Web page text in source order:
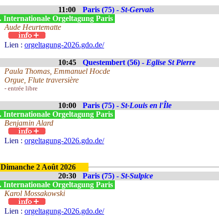
11:00 Paris (75) - St-Gervais
Internationale Orgeltagung Paris
Aude Heurtematte
Lien : orgeltagung-2026.gdo.de/
10:45 Questembert (56) - Eglise St Pierre
Paula Thomas, Emmanuel Hocde
Orgue, Flute traversière
- entrée libre
10:00 Paris (75) - St-Louis en l'Île
Internationale Orgeltagung Paris
Benjamin Alard
Lien : orgeltagung-2026.gdo.de/
Dimanche 2 Août 2026
20:30
Paris (75) - St-Sulpice
Internationale Orgeltagung Paris
Karol Mossakowski
Lien : orgeltagung-2026.gdo.de/